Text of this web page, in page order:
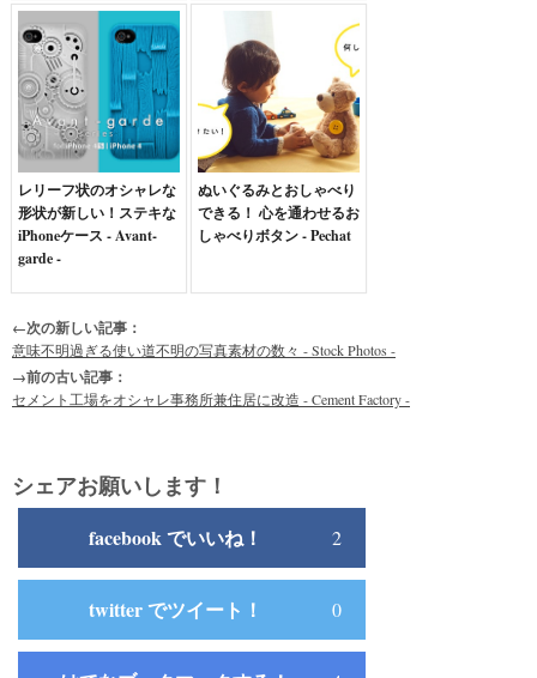
レリーフ状のオシャレな
形状が新しい！ステキな
iPhoneケース - Avant-
garde -
ぬいぐるみとおしゃべり
できる！ 心を通わせるお
しゃべりボタン - Pechat
←次の新しい記事：
意味不明過ぎる使い道不明の写真素材の数々 - Stock Photos -
→前の古い記事：
セメント工場をオシャレ事務所兼住居に改造 - Cement Factory -
シェアお願いします！
facebook でいいね！ 2
twitter でツイート！ 0